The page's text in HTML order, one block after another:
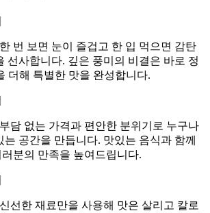
번 보면 눈이 즐겁고 한 입 먹으면 감탄
선사합니다. 깊은 풍미의 비결은 바로 정
더해 특별한 맛을 완성합니다.
담 없는 가격과 편안한 분위기로 누구나
는 공간을 만듭니다. 맛있는 음식과 함께
분의 만족을 높여드립니다.
선한 재료만을 사용해 맛은 살리고 칼로